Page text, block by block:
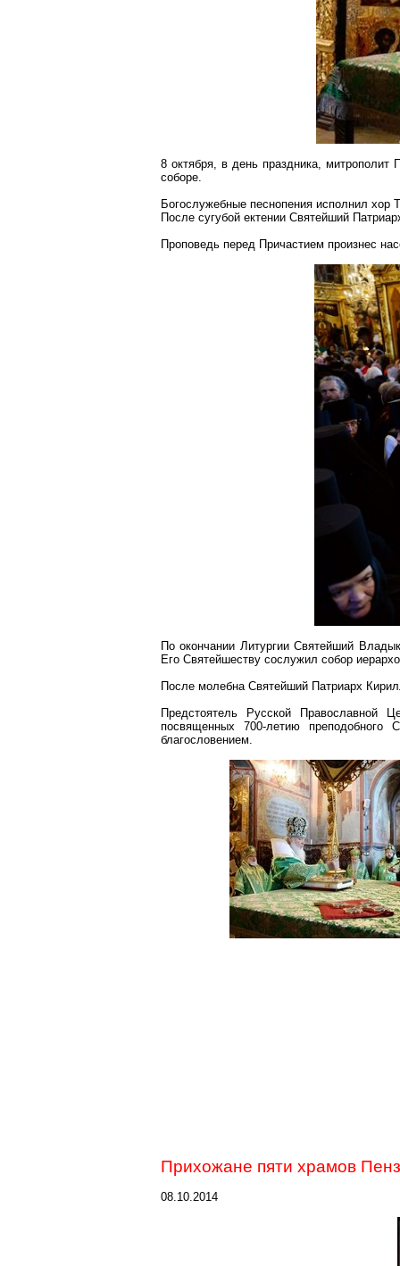
8 октября, в день праздника,
соборе.
Богослужебные песнопения исполнил хор
После сугубой ектении Святейший
Проповедь перед Причастием произнес
По окончании Литургии Святейший
Его Святейшеству сослужил собор
После молебна Святейший Патриарх
Предстоятель Русской
посвященных 700-летию
благословением.
Прихожане пяти храмов
08.10.2014